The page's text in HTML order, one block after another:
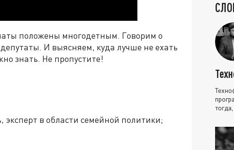
положены многодетным. Говорим о
И выясняем, куда лучше не ехать
знать. Не пропустите!
в области семейной политики;